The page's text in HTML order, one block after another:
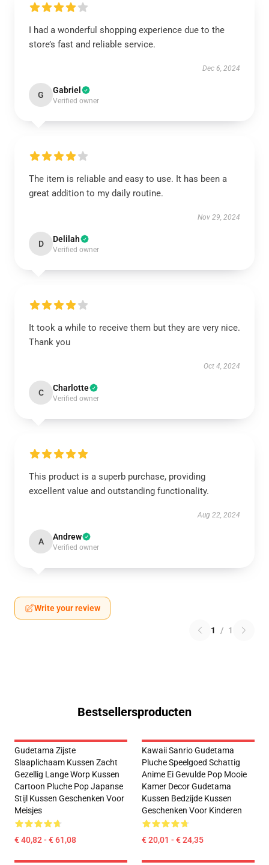
I had a wonderful shopping experience due to the
store’s fast and reliable service.
Dec 6, 2024
G Gabriel
Verified owner
The item is reliable and easy to use. It has been a
great addition to my daily routine.
Nov 29, 2024
D Delilah
Verified owner
It took a while to receive them but they are very nice.
Thank you
Oct 4, 2024
C Charlotte
Verified owner
This product is a superb purchase, providing
excellent value and outstanding functionality.
Aug 22, 2024
A Andrew
Verified owner
Write your review
1 / 1
Bestsellersproducten
Gudetama Zijste
Slaaplichaam Kussen Zacht
Gezellig Lange Worp Kussen
Cartoon Pluche Pop Japanse
Stijl Kussen Geschenken Voor
Meisjes
€ 40,82 - € 61,08
Kawaii Sanrio Gudetama
Pluche Speelgoed Schattig
Anime Ei Gevulde Pop Mooie
Kamer Decor Gudetama
Kussen Bedzijde Kussen
Geschenken Voor Kinderen
€ 20,01 - € 24,35